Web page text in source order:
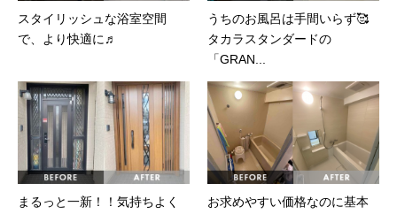
スタイリッシュな浴室空間
で、より快適に♬
うちのお風呂は手間いらず🥰
タカラスタンダードの
「GRAN...
まるっと一新！！気持ちよく
お求めやすい価格なのに基本